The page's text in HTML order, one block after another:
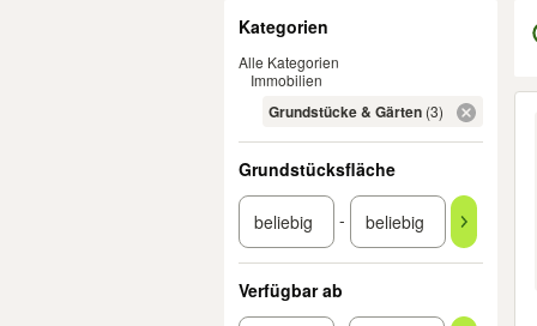
Kategorien
Alle Kategorien
Immobilien
Grundstücke & Gärten (3)
Grundstücksfläche
-
Verfügbar ab